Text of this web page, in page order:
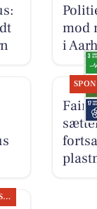
mod
i
OPSLAGSTAVLEN